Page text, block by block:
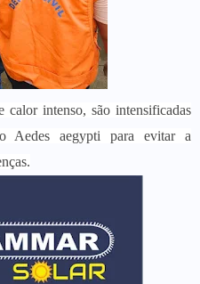
intenso, são intensificadas
Aedes aegypti para evitar a